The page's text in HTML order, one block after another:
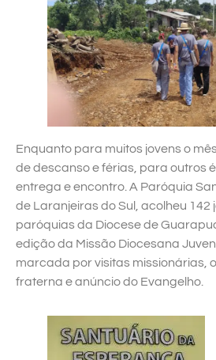
Enquanto para muitos jovens o
de descanso e férias, para outros
entrega e encontro. A Paróquia
de Laranjeiras do Sul, acolheu 142
paróquias da Diocese de
edição da Missão Diocesana
marcada por visitas missionárias,
fraterna e anúncio do Evangelho.